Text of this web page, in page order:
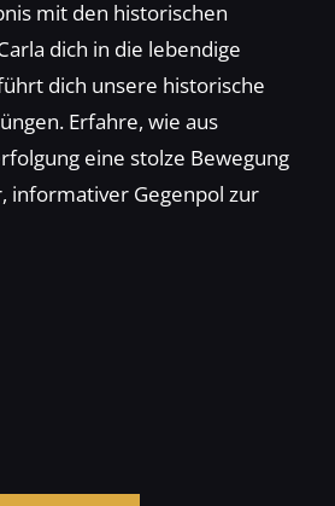
mit den historischen
dich in die lebendige
dich unsere historische
Erfahre, wie aus
eine stolze Bewegung
informativer Gegenpol zur